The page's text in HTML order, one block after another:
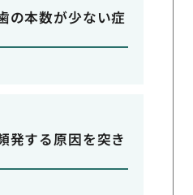
の本数が少ない症
発する原因を突き